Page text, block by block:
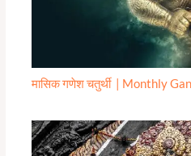
मासिक गणेश चतुर्थी | Monthly